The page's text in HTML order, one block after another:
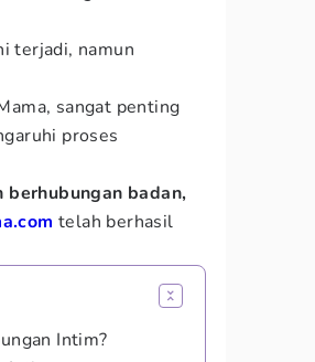
terjadi, namun
sangat penting
proses
berhubungan badan,
telah berhasil
Intim?